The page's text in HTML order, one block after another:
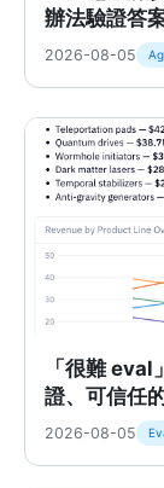
辦法驗證答
2026-08-05
「很難
證、可信任
2026-08-05